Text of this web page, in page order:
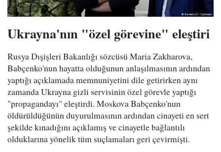
Ukrayna'nın "özel görevine" eleştiri
Rusya Dışişleri Bakanlığı sözcüsü Maria Zakharova,
Babçenko'nun hayatta olduğunun anlaşılmasının ardından
yaptığı açıklamada memnuniyetini dile getirirken aynı
zamanda Ukrayna gizli servisinin özel görevle yaptığı
"propagandayı" eleştirdi. Moskova Babçenko'nun
öldürüldüğünün duyurulmasının ardından cinayeti en sert
şekilde kınadığını açıklamış ve cinayetle bağlantılı
olduklarına yönelik tüm suçlamaları geri çevirmişti.